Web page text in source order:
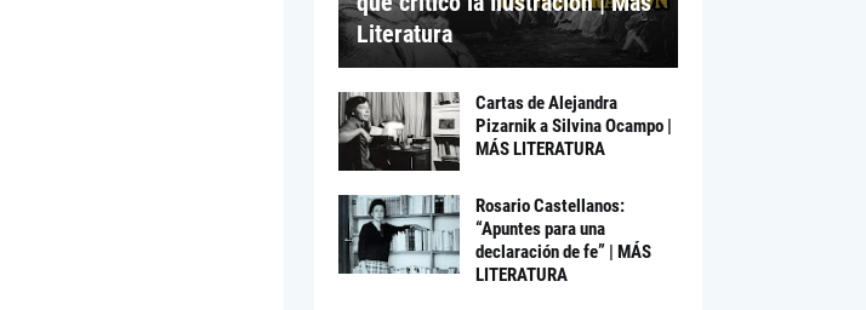
Literatura
Cartas de Alejandra
Pizarnik a Silvina Ocampo |
MÁS LITERATURA
Rosario Castellanos:
“Apuntes para una
declaración de fe” | MÁS
LITERATURA